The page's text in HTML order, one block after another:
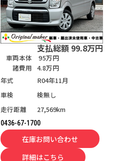
支払総額 99.8万円
車両本体
95万円
諸費用 4.8万円
年式
R04年11月
車検
検無し
走行距離
27,569km
0436-67-1700
在庫お問い合わせ
詳細はこちら